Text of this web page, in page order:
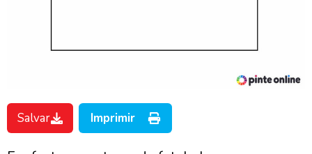
Salvar Imprimir